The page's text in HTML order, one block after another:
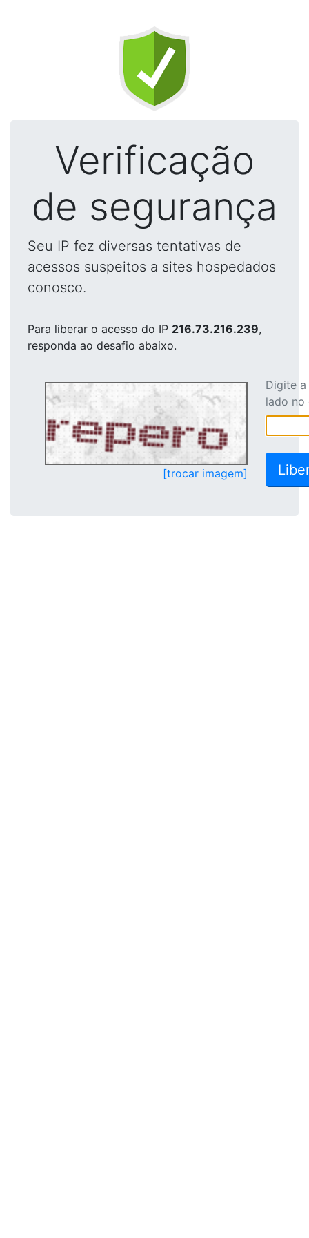
Verificação
de segurança
Seu IP fez diversas tentativas de
acessos suspeitos a sites hospedados
conosco.
Para liberar o acesso do IP 216.73.216.239,
responda ao desafio abaixo.
[trocar imagem]
Digite
lado no